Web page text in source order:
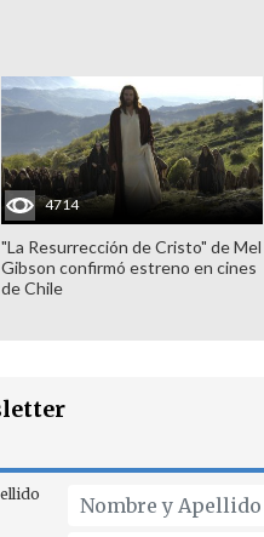
4714
"La Resurrección de Cristo" de Mel
Gibson confirmó estreno en cines
de Chile